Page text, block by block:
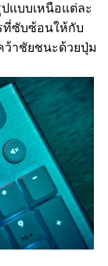
แบบเหนือแต่ละ
ที่ซับซ้อนให้กับ
ว้าชัยชนะด้วยปุ่ม